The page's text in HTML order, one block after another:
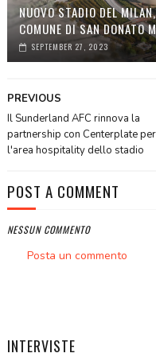
NUOVO STADIO DEL
COMUNE DI SAN DONATO
SEPTEMBER 27, 2023
PREVIOUS
Il Sunderland AFC rinnova la
partnership con Centerplate per
l'area hospitality dello stadio
POST A COMMENT
NESSUN COMMENTO
Posta un commento
INTERVISTE